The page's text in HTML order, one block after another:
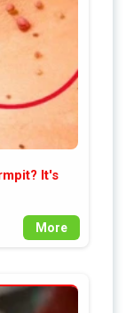
It's
More